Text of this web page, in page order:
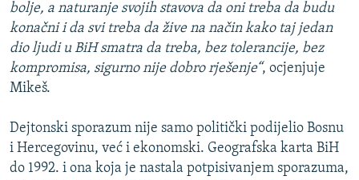
bolje, a naturanje svojih stavova da oni treba da budu
konačni i da svi treba da žive na način kako taj jedan
dio ljudi u BiH smatra da treba, bez tolerancije, bez
kompromisa, sigurno nije dobro rješenje“, ocjenjuje
Mikeš.
Dejtonski sporazum nije samo politički podijelio Bosnu
i Hercegovinu, već i ekonomski. Geografska karta BiH
do 1992. i ona koja je nastala potpisivanjem sporazuma,